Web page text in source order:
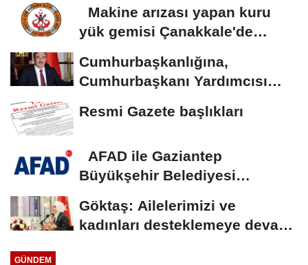
Makine arızası yapan kuru
yük gemisi Çanakkale'de
Cumhurbaşkanlığına,
Cumhurbaşkanı Yardımcısı
Resmi Gazete başlıkları
AFAD ile Gaziantep
Büyükşehir Belediyesi
Göktaş: Ailelerimizi ve
kadınları desteklemeye devam
GÜNDEM